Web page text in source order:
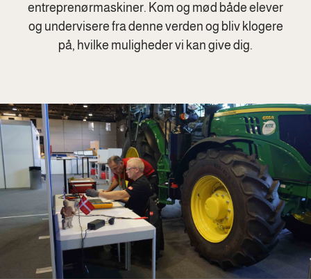
entreprenørmaskiner. Kom og mød både elever
og undervisere fra denne verden og bliv klogere
på, hvilke muligheder vi kan give dig.